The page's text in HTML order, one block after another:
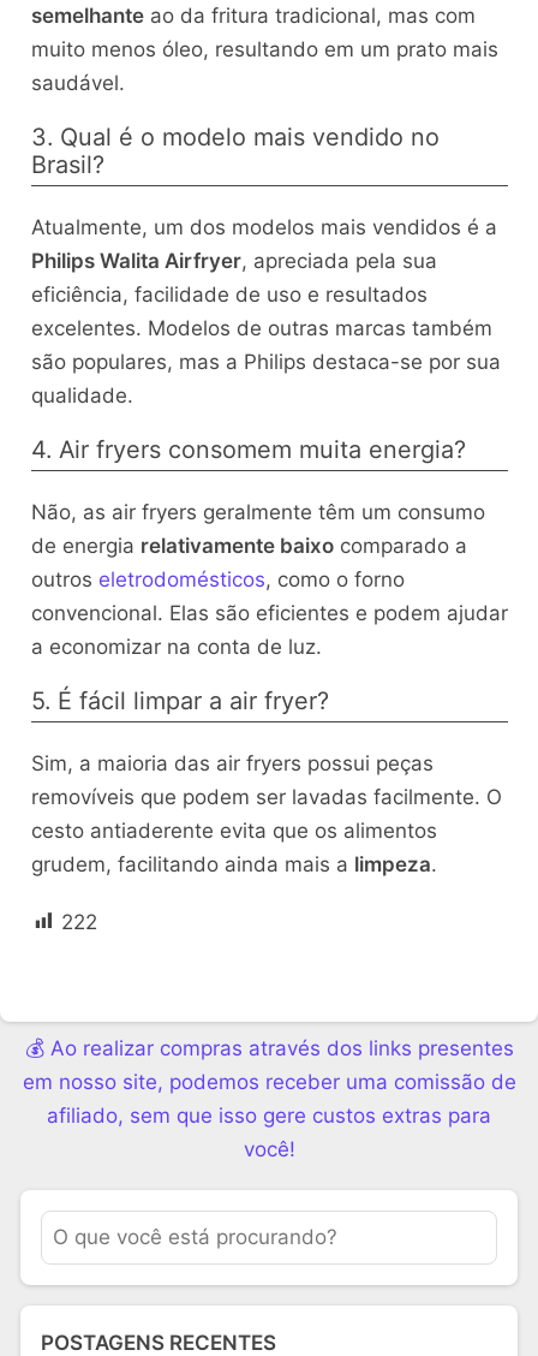
semelhanteao da fritura tradicional, mas com
muito menos óleo, resultando em um prato mais
saudável.
3. Qual é o modelo mais vendido no
Brasil?
Atualmente, um dos modelos mais vendidos é a
Philips Walita Airfryer, apreciada pela sua
eficiência, facilidade de uso e resultados
excelentes. Modelos de outras marcas também
são populares, mas a Philips destaca-se por sua
qualidade.
4. Air fryers consomem muita energia?
Não, as air fryers geralmente têm um consumo
de energia relativamente baixocomparado a
outros eletrodomésticos, como o forno
convencional. Elas são eficientes e podem ajudar
a economizar na conta de luz.
5. É fácil limpar a air fryer?
Sim, a maioria das air fryers possui peças
removíveis que podem ser lavadas facilmente. O
cesto antiaderente evita que os alimentos
grudem, facilitando ainda mais a limpeza.
222
💰 Ao realizar compras através dos links presentes
em nosso site, podemos receber uma comissão de
afiliado, sem que isso gere custos extras para
você!
POSTAGENS RECENTES